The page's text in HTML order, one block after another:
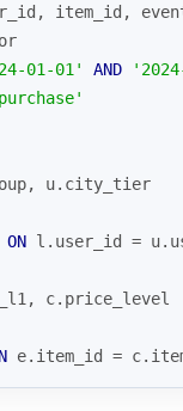
item_id,
01-01' AND
u.city_tier
ON l.user_id =
c.price_level
e.item_id =